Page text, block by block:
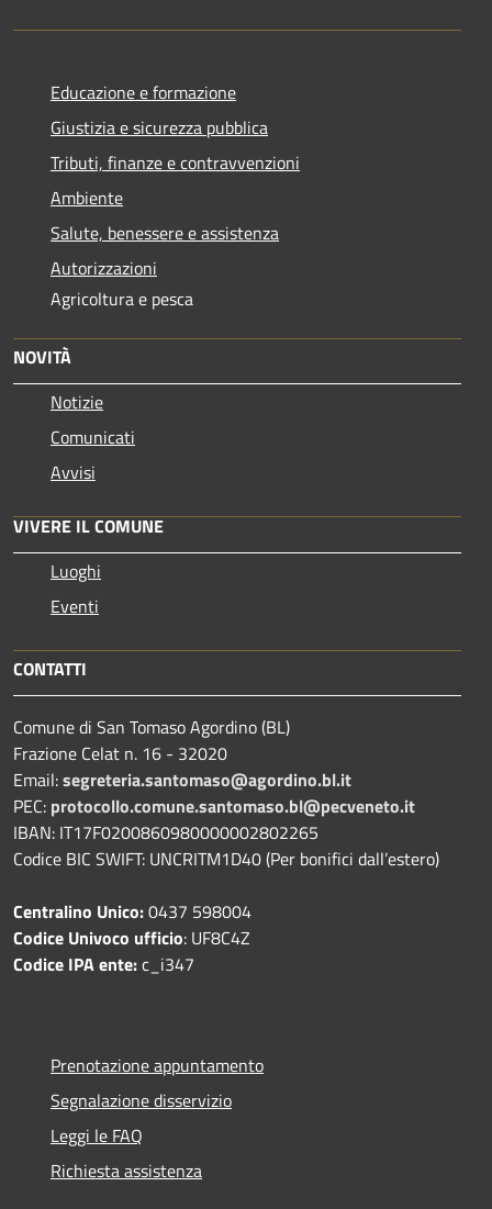
Educazione e formazione
Giustizia e sicurezza pubblica
Tributi, finanze e contravvenzioni
Ambiente
Salute, benessere e assistenza
Autorizzazioni
Agricoltura e pesca
NOVITÀ
Notizie
Comunicati
Avvisi
VIVERE IL COMUNE
Luoghi
Eventi
CONTATTI
Comune di San Tomaso Agordino (BL)
Frazione Celat n. 16 - 32020
Email:segreteria.santomaso@agordino.bl.it
PEC: protocollo.comune.santomaso.bl@pecveneto.it
IBAN: IT17F0200860980000002802265
Codice BIC SWIFT: UNCRITM1D40 (Per bonifici dall’estero)
Centralino Unico:0437 598004
Codice Univoco ufficio: UF8C4Z
Codice IPA ente:c_i347
Prenotazione appuntamento
Segnalazione disservizio
Leggi le FAQ
Richiesta assistenza